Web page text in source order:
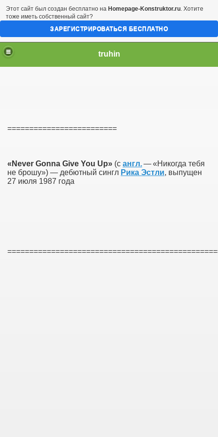
truhin
=========================
«Never Gonna Give You Up» (с англ.—«Никогда тебя
не брошу») — дебютный сингл Рика Эстли, выпущен
27 июля 1987 года
Этот сайт был создан бесплатно на Homepage-Konstruktor.ru. Хотите
тоже иметь собственный сайт?
ЗАРЕГИСТРИРОВАТЬСЯ БЕСПЛАТНО